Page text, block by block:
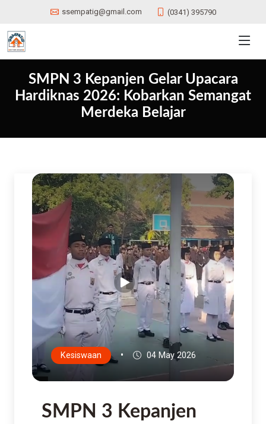
ssempatig@gmail.com (0341) 395790
SMPN 3 Kepanjen Gelar Upacara
Hardiknas 2026: Kobarkan Semangat
Merdeka Belajar
Kesiswaan • 04 May 2026
SMPN 3 Kepanjen